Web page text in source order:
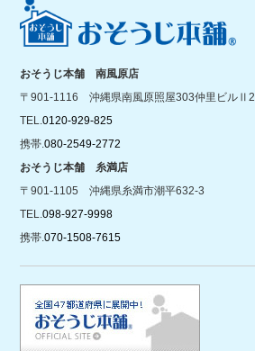
おそうじ本舗 南風原店
〒901-1116 沖縄県南風原照屋303仲里ビル
TEL.0120-929-825
携帯.080-2549-2772
おそうじ本舗 糸満店
〒901-1105 沖縄県糸満市潮平632-3
TEL.098-927-9998
携帯.070-1508-7615